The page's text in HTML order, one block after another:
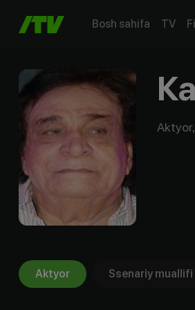
Bosh sahifa TV
Aktyor Ssenariy muallifi